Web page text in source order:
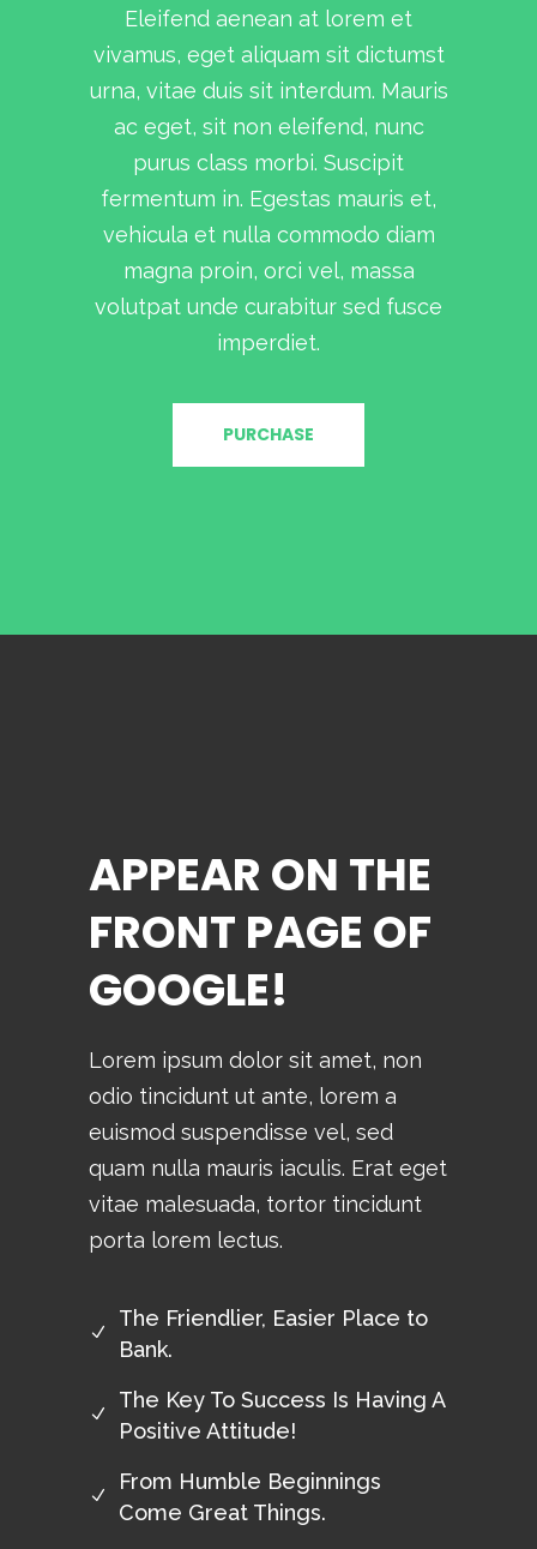
Eleifend aenean at lorem et
vivamus, eget aliquam sit dictumst
urna, vitae duis sit interdum. Mauris
ac eget, sit non eleifend, nunc
purus class morbi. Suscipit
fermentum in. Egestas mauris et,
vehicula et nulla commodo diam
magna proin, orci vel, massa
volutpat unde curabitur sed fusce
imperdiet.
PURCHASE
APPEAR ON THE
FRONT PAGE OF
GOOGLE!
Lorem ipsum dolor sit amet, non
odio tincidunt ut ante, lorem a
euismod suspendisse vel, sed
quam nulla mauris iaculis. Erat eget
vitae malesuada, tortor tincidunt
porta lorem lectus.
The Friendlier, Easier Place to
Bank.
The Key To Success Is Having A
Positive Attitude!
From Humble Beginnings
Come Great Things.